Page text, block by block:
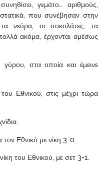
γεμάτο… αριθμούς,
που συνέβησαν στην
νεύρα, οι σοκολάτες, τα
ακόμα, έρχονται αμέσως
γύρου, στα οποία και έμεινε
Εθνικού, στις μέχρι τώρα
τον Εθνικό με νίκη 3-0.
του Εθνικού, με σετ 3-1.